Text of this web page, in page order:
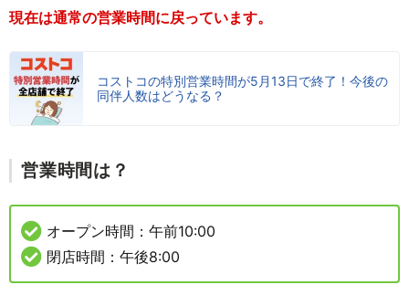
現在は通常の営業時間に戻っています。
コストコの特別営業時間が5月13日で終了！今後の
同伴人数はどうなる？
営業時間は？
オープン時間：午前10:00
閉店時間：午後8:00